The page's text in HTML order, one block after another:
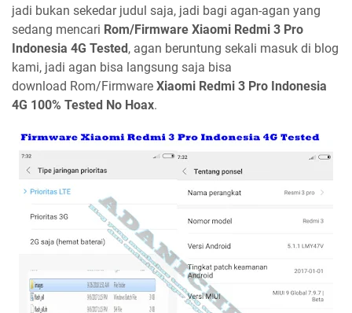
jadi bukan sekedar judul saja, jadi bagi agan-agan yang
sedang mencari Rom/Firmware Xiaomi Redmi 3 Pro
Indonesia 4G Tested, agan beruntung sekali masuk di blog
kami, jadi agan bisa langsung saja bisa
download Rom/Firmware Xiaomi Redmi 3 Pro Indonesia
4G 100% Tested No Hoax.